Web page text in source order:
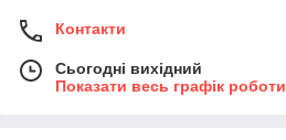
Контакти
Сьогодні вихідний
Показати весь графік роботи